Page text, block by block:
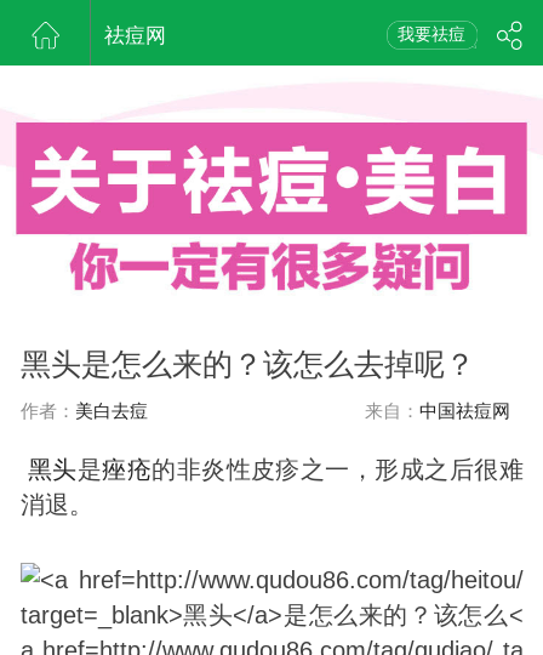
祛痘网 我要祛痘
黑头是怎么来的？该怎么去掉呢？
作者： 美白去痘 来自： 中国祛痘网
黑头是痤疮的非炎性皮疹之一，形成之后很难
消退。